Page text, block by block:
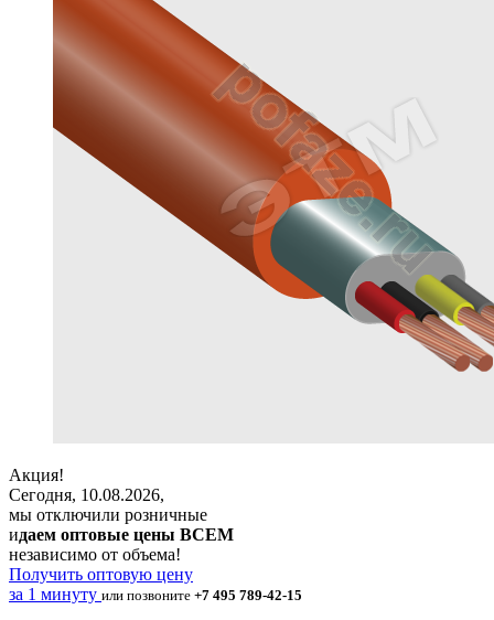
Акция!
Сегодня, 10.08.2026,
мы отключили розничные
идаем оптовые цены ВСЕМ
независимо от объема!
Получить оптовую цену
за 1 минуту или позвоните +7 495 789-42-15